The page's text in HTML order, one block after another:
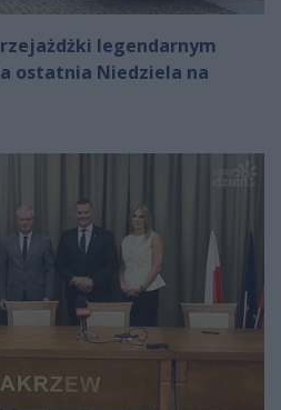
legendarnym
ostatnia Niedziela na